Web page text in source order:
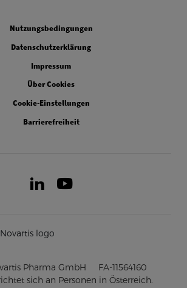
Nutzungsbedingungen
Datenschutzerklärung
Impressum
Über Cookies
Cookie-Einstellungen
Barrierefreiheit
LinkedIn
Pharma GmbH
FA-11564160
sich an Personen in Österreich.